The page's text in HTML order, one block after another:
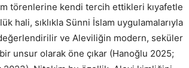
törenlerine kendi tercih ettikleri kıyafetle
hali, sıklıkla Sünni İslam uygulamalarıyla
değerlendirilir ve Aleviliğin modern, seküler
unsur olarak öne çıkar (Hanoğlu 2025;